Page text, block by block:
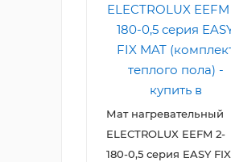
Мат нагревательный
ELECTROLUX EEFM 2-
180-0,5 серия EASY FIX